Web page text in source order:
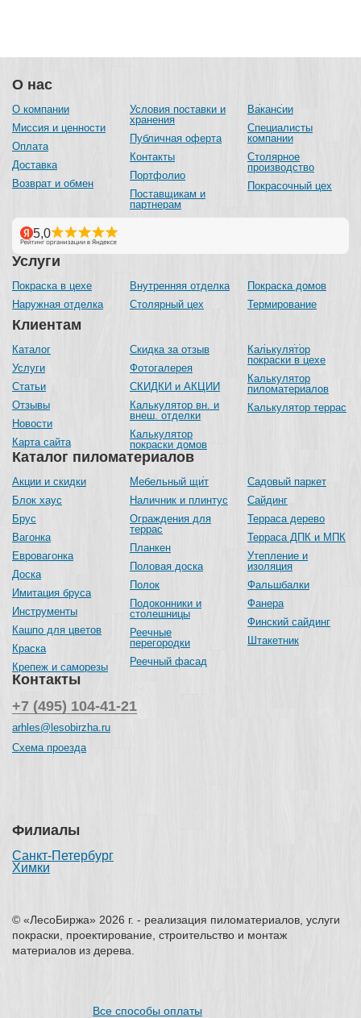
О нас
О компании
Миссия и ценности
Оплата
Доставка
Возврат и обмен
Условия поставки и
хранения
Публичная оферта
Контакты
Портфолио
Поставщикам и
партнерам
Вакансии
Специалисты
компании
Столярное
производство
Покрасочный цех
Каталог пиломатериалов
Акции и скидки
Блок хаус
Брус
Вагонка
Евровагонка
Доска
Имитация бруса
Инструменты
Кашпо для цветов
Краска
Крепеж и саморезы
Мебельный щит
Наличник и плинтус
Ограждения для
террас
Планкен
Половая доска
Полок
Подоконники и
столешницы
Реечные
перегородки
Реечный фасад
Садовый паркет
Сайдинг
Терраса дерево
Терраса ДПК и МПК
Утепление и
изоляция
Фальшбалки
Фанера
Финский сайдинг
Штакетник
Услуги
Покраска в цехе
Наружная отделка
Внутренняя отделка
Столярный цех
Покраска домов
Термирование
Клиентам
Каталог
Услуги
Статьи
Отзывы
Новости
Карта сайта
Скидка за отзыв
Фотогалерея
СКИДКИ и АКЦИИ
Калькулятор вн. и
внеш. отделки
Калькулятор
покраски домов
Калькулятор
покраски в цехе
Калькулятор
пиломатериалов
Калькулятор террас
Контакты
+7 (495) 104-41-21
arhles@lesobirzha.ru
Схема проезда
Филиалы
Санкт-Петербург
Химки
© «ЛесоБиржа» 2026 г. - реализация пиломатериалов, услуги
покраски, проектирование, строительство и монтаж
материалов из дерева.
Все способы оплаты